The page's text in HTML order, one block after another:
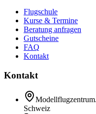
Flugschule
Kurse & Termine
Beratung anfragen
Gutscheine
FAQ
Kontakt
Kontakt
Schweiz